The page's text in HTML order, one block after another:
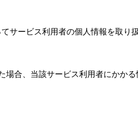
サービス利用者の個人情報を取り
合、当該サービス利用者にかか